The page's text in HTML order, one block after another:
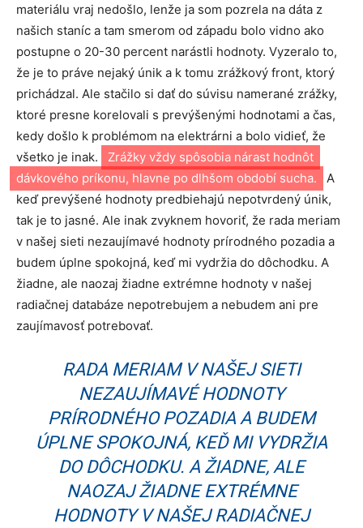
materiálu vraj nedošlo, lenže ja som pozrela na dáta z
našich staníc a tam smerom od západu bolo vidno ako
postupne o 20-30 percent narástli hodnoty. Vyzeralo to,
že je to práve nejaký únik a k tomu zrážkový front, ktorý
prichádzal. Ale stačilo si dať do súvisu namerané zrážky,
ktoré presne korelovali s prevýšenými hodnotami a čas,
kedy došlo k problémom na elektrárni a bolo vidieť, že
všetko je inak.
Zrážky vždy spôsobia nárast hodnôt
dávkového príkonu, hlavne po dlhšom období sucha.
A
keď prevýšené hodnoty predbiehajú nepotvrdený únik,
tak je to jasné. Ale inak zvyknem hovoriť, že rada meriam
v našej sieti nezaujímavé hodnoty prírodného pozadia a
budem úplne spokojná, keď mi vydržia do dôchodku. A
žiadne, ale naozaj žiadne extrémne hodnoty v našej
radiačnej databáze nepotrebujem a nebudem ani pre
zaujímavosť potrebovať.
RADA MERIAM V NAŠEJ SIETI
NEZAUJÍMAVÉ HODNOTY
PRÍRODNÉHO POZADIA A BUDEM
ÚPLNE SPOKOJNÁ, KEĎ MI VYDRŽIA
DO DÔCHODKU. A ŽIADNE, ALE
NAOZAJ ŽIADNE EXTRÉMNE
HODNOTY V NAŠEJ RADIAČNEJ